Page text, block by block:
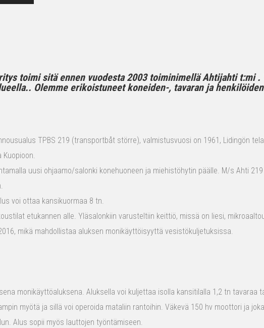
toimi sitä ennen vuodesta 2003 toiminimellä Ahtijahti t:mi .
Olemme erikoistuneet koneiden-, tavaran ja
TPBS 219 (transportbåt större), valmistusvuosi on 1961, Lidingön
Kuopioon.
uusi ohjaamo/salonki konehuoneen ja miehistöhytin päälle. M/s Ahti
voi ottaa kansikuormaa 8 tn.
etukannen alle. Yläsalonkiin varusteltiin keittiö, missä on liesi,
mikä mahdollistaa aluksen monikäyttöisyyttä vesistökuljetuksissa.
monikäyttöaluksena. Aluksella voi kuljettaa isolla kansitilalla 1,2 tn
myötä ja sillä voi operoida mataliin rantoihin. Väkevä 150 hv moottori ja
Alus sopii myös lauttojen työntämiseen.